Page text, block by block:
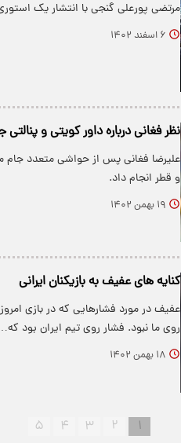
مرتضی پورعلی گنجی با انتشار یک
۶ اسفند ۱۴۰۲
نظر فغانی درباره داور کویتی و پنالتی
علیرضا فغانی پس از حواشی متعدد جام
و قطر انجام داد.
۱۹ بهمن ۱۴۰۲
کنایه های عفیف به بازیکنان ایرانی
عفیف در مورد فشارهایی که در بازی
روی ما نبود. فشار روی تیم ایران بود
۱۸ بهمن ۱۴۰۲
۱ ۲ ۳ ۴ ۵